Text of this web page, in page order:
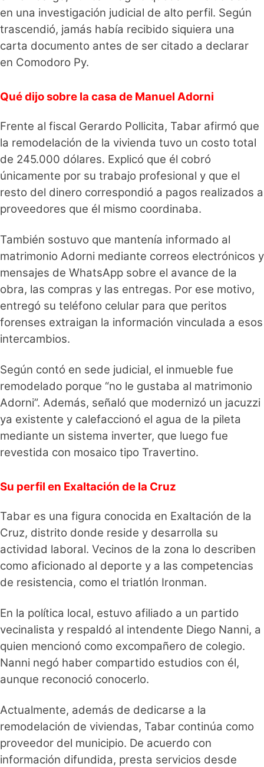
en una investigación judicial de alto perfil. Según
trascendió, jamás había recibido siquiera una
carta documento antes de ser citado a declarar
en Comodoro Py.
Qué dijo sobre la casa de Manuel Adorni
Frente al fiscal Gerardo Pollicita, Tabar afirmó que
la remodelación de la vivienda tuvo un costo total
de 245.000 dólares. Explicó que él cobró
únicamente por su trabajo profesional y que el
resto del dinero correspondió a pagos realizados a
proveedores que él mismo coordinaba.
También sostuvo que mantenía informado al
matrimonio Adorni mediante correos electrónicos y
mensajes de WhatsApp sobre el avance de la
obra, las compras y las entregas. Por ese motivo,
entregó su teléfono celular para que peritos
forenses extraigan la información vinculada a esos
intercambios.
Según contó en sede judicial, el inmueble fue
remodelado porque “no le gustaba al matrimonio
Adorni”. Además, señaló que modernizó un jacuzzi
ya existente y calefaccionó el agua de la pileta
mediante un sistema inverter, que luego fue
revestida con mosaico tipo Travertino.
Su perfil en Exaltación de la Cruz
Tabar es una figura conocida en Exaltación de la
Cruz, distrito donde reside y desarrolla su
actividad laboral. Vecinos de la zona lo describen
como aficionado al deporte y a las competencias
de resistencia, como el triatlón Ironman.
En la política local, estuvo afiliado a un partido
vecinalista y respaldó al intendente Diego Nanni, a
quien mencionó como excompañero de colegio.
Nanni negó haber compartido estudios con él,
aunque reconoció conocerlo.
Actualmente, además de dedicarse a la
remodelación de viviendas, Tabar continúa como
proveedor del municipio. De acuerdo con
información difundida, presta servicios desde